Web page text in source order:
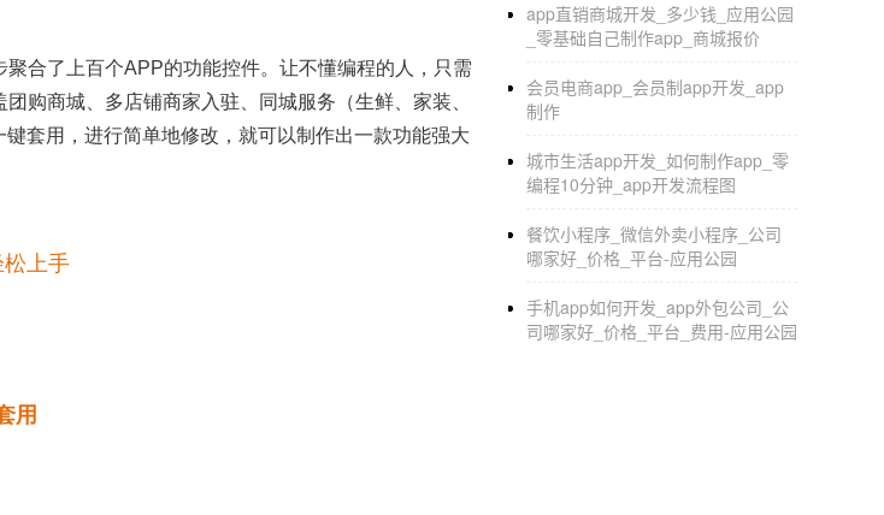
合了上百个APP的功能控件。让不懂编程的人，只需
购商城、多店铺商家入驻、同城服务（生鲜、家装、
套用，进行简单地修改，就可以制作出一款功能强大
上手
用
app直销商城开发_多少钱_应用公园
_零基础自己制作app_商城报价
会员电商app_会员制app开发_app
制作
城市生活app开发_如何制作app_零
编程10分钟_app开发流程图
餐饮小程序_微信外卖小程序_公司
哪家好_价格_平台-应用公园
手机app如何开发_app外包公司_公
司哪家好_价格_平台_费用-应用公园